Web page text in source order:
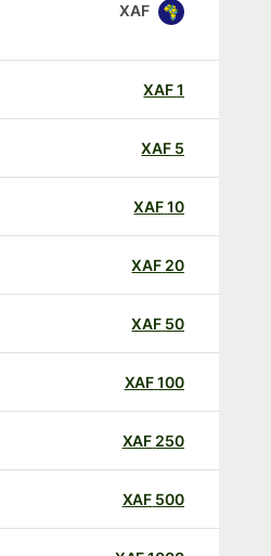
XAF
XAF
XAF
XAF
20
XAF
50
XAF
100
XAF
250
XAF
500
XAF